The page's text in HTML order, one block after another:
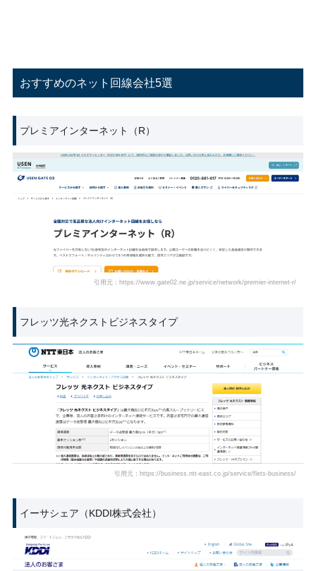
おすすめのネット回線会社5選
プレミアインターネット（R）
引用元：https://www.gate02.ne.jp/service/network/premier-internet-r/
フレッツ光ネクストビジネスタイプ
引用元：https://business.ntt-east.co.jp/service/flets-business/
イーサシェア（KDDI株式会社）